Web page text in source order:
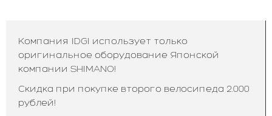
Компания IDGI использует только
оригинальное оборудование Японской
компании SHIMANO!
Скидка при покупке второго велосипеда 2.000
рублей!